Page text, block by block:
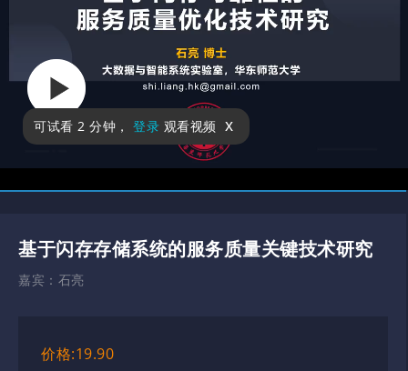
可试看 2 分钟 ， 登录 观看视频 x
基于闪存存储系统的服务质量关键技术研究
嘉宾： 石亮
价格:19.90